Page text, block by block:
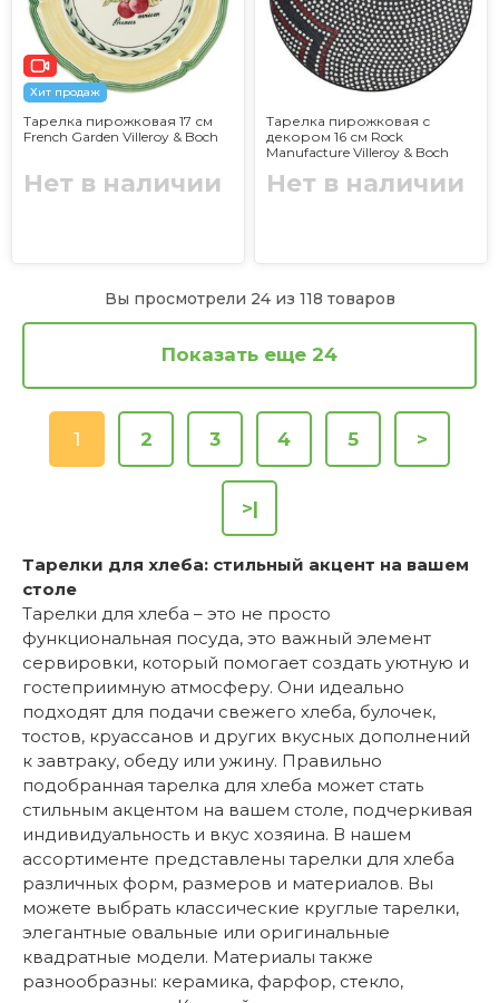
Хит продаж
Тарелка пирожковая 17 см
French Garden Villeroy & Boch
Нет в наличии
Тарелка пирожковая с
декором 16 см Rock
Manufacture Villeroy & Boch
Нет в наличии
Вы просмотрели 24 из 118 товаров
Показать еще 24
1 2 3 4 5 >
>|
Тарелки для хлеба: стильный акцент на вашем
столе
Тарелки для хлеба – это не просто
функциональная посуда, это важный элемент
сервировки, который помогает создать уютную и
гостеприимную атмосферу. Они идеально
подходят для подачи свежего хлеба, булочек,
тостов, круассанов и других вкусных дополнений
к завтраку, обеду или ужину. Правильно
подобранная тарелка для хлеба может стать
стильным акцентом на вашем столе, подчеркивая
индивидуальность и вкус хозяина. В нашем
ассортименте представлены тарелки для хлеба
различных форм, размеров и материалов. Вы
можете выбрать классические круглые тарелки,
элегантные овальные или оригинальные
квадратные модели. Материалы также
разнообразны: керамика, фарфор, стекло,